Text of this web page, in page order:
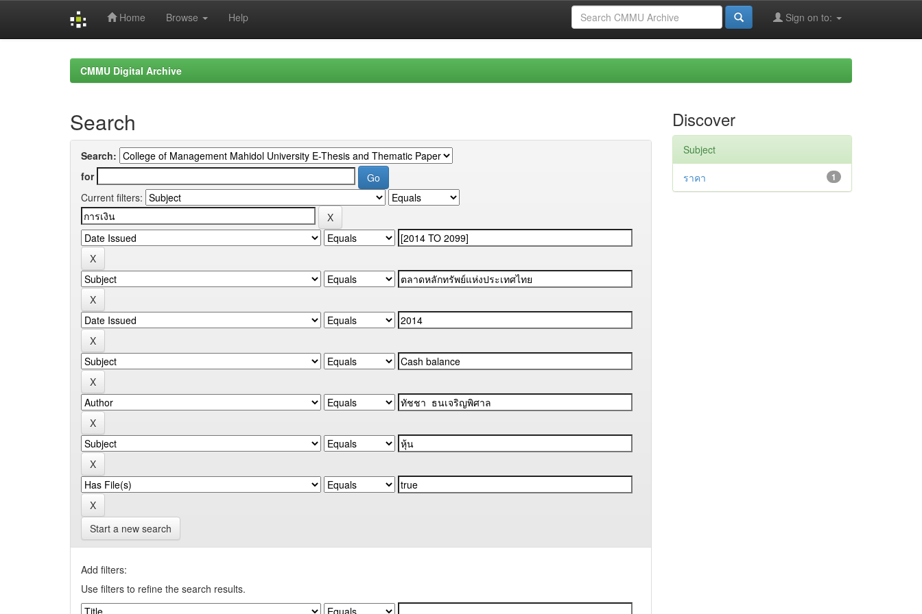
Home Browse Help Sign on to:
CMMU Digital Archive
Search
Search:
for
Current filters:
Start a new search
Add filters:
Use filters to refine the search results.
Discover
Subject
1
ราคา